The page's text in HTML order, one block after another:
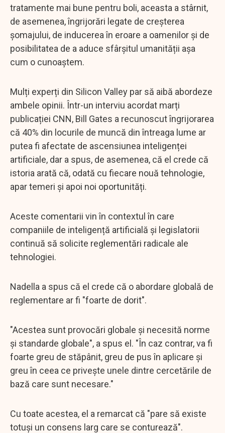
tratamente mai bune pentru boli, aceasta a stârnit,
de asemenea, îngrijorări legate de creșterea
șomajului, de inducerea în eroare a oamenilor și de
posibilitatea de a aduce sfârșitul umanității așa
cum o cunoaștem.
Mulți experți din Silicon Valley par să aibă abordeze
ambele opinii. Într-un interviu acordat marți
publicației CNN, Bill Gates a recunoscut îngrijorarea
că 40% din locurile de muncă din întreaga lume ar
putea fi afectate de ascensiunea inteligenței
artificiale, dar a spus, de asemenea, că el crede că
istoria arată că, odată cu fiecare nouă tehnologie,
apar temeri și apoi noi oportunități.
Aceste comentarii vin în contextul în care
companiile de inteligență artificială și legislatorii
continuă să solicite reglementări radicale ale
tehnologiei.
Nadella a spus că el crede că o abordare globală de
reglementare ar fi "foarte de dorit".
"Acestea sunt provocări globale și necesită norme
și standarde globale", a spus el. "În caz contrar, va fi
foarte greu de stăpânit, greu de pus în aplicare și
greu în ceea ce privește unele dintre cercetările de
bază care sunt necesare."
Cu toate acestea, el a remarcat că "pare să existe
totuși un consens larg care se conturează".